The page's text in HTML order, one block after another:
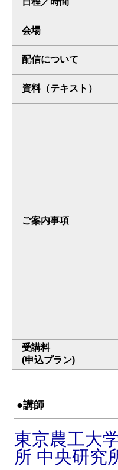
会場
配信について
資料（テキスト）
ご案内事項
受講料
(申込プラン)
●講師
東京農工大
所 中央研究